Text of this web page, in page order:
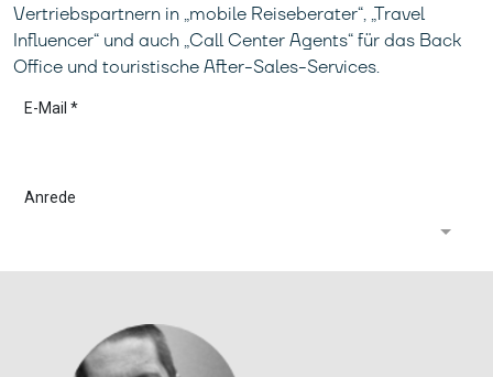
Vertriebspartnern in „mobile Reiseberater“, „Travel
Influencer“ und auch „Call Center Agents“ für das Back
Office und touristische After-Sales-Services.